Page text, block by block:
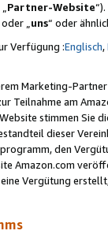
Partner-Website
oder „uns“ oder
Verfügung :Englisch,
Marketing-
Teilnahme am
stimmen Sie
dieser
den
Amazon.com
Vergütung